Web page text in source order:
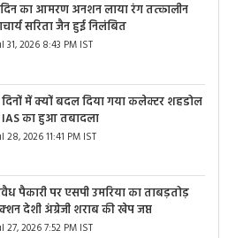
का आमरण अनशन लाया रंग तत्कालीन
सरिता जैन हुई निलंबित
31, 2026 8:43 PM IST
में क्यों बदल दिया गया कलेक्टर शहडोल
का हुआ तबादला
28, 2026 11:41 PM IST
पैकारी पर एसपी उमरिया का ताबड़तोड़
देशी अंग्रेजी शराब की खेप जप्त
27, 2026 7:52 PM IST